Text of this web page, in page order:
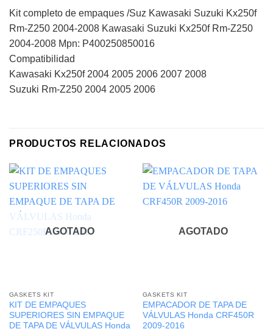
Kit completo de empaques /Suz Kawasaki Suzuki Kx250f
Rm-Z250 2004-2008 Kawasaki Suzuki Kx250f Rm-Z250
2004-2008 Mpn: P400250850016
Compatibilidad
Kawasaki Kx250f 2004 2005 2006 2007 2008
Suzuki Rm-Z250 2004 2005 2006
PRODUCTOS RELACIONADOS
AGOTADO
GASKETS KIT
KIT DE EMPAQUES
SUPERIORES SIN EMPAQUE
DE TAPA DE VÁLVULAS Honda
AGOTADO
GASKETS KIT
EMPACADOR DE TAPA DE
VÁLVULAS Honda CRF450R
2009-2016